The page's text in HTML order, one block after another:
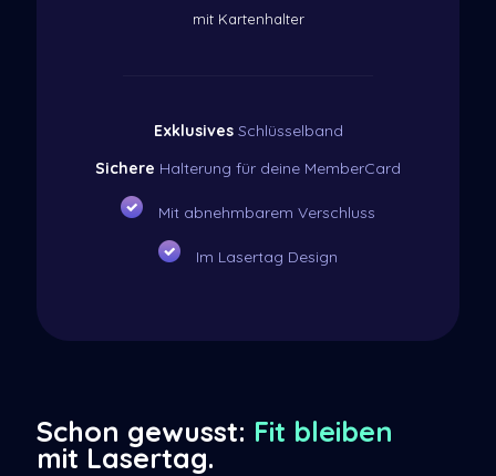
mit Kartenhalter
ExklusivesSchlüsselband
Sichere Halterung für deine MemberCard
Mit abnehmbarem Verschluss
Im Lasertag Design
Schon gewusst: Fit bleiben
mit Lasertag.